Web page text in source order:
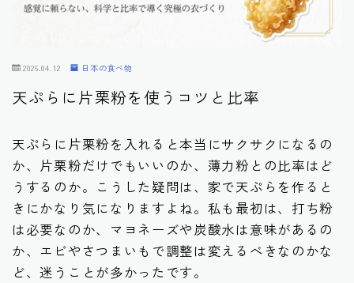
2026.04.12 日本の食べ物
天ぷらに片栗粉を使うコツと比率
天ぷらに片栗粉を入れると本当にサクサクになるの
か、片栗粉だけでもいいのか、薄力粉との比率はど
うするのか。こうした疑問は、家で天ぷらを作ると
きにかなり気になりますよね。私も最初は、打ち粉
は必要なのか、マヨネーズや炭酸水は意味があるの
か、エビやさつまいもで調整は変えるべきなのかな
ど、迷うことが多かったです。